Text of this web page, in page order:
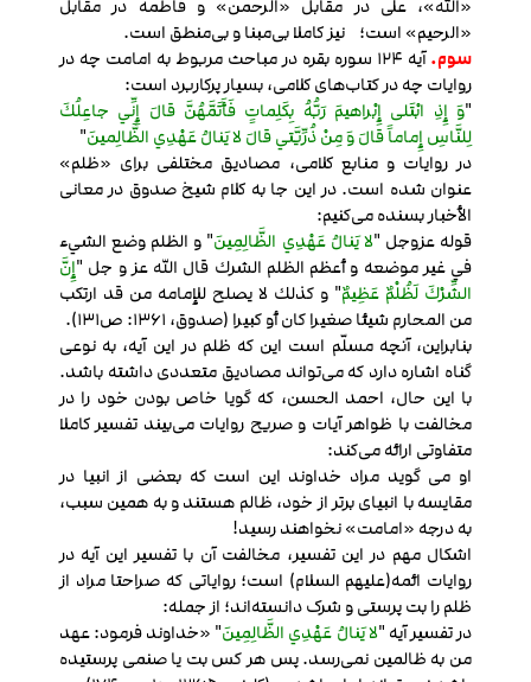
«الله»، علی در مقابل «الرحمن» و فاطمه در مقابل
«الرحیم» است؛ نیز کاملا بی‌مبنا و بی‌منطق است.
سوم.
آیه 124 سوره بقره در مباحث مربوط به امامت چه در
روایات چه در کتاب‌های کلامی، بسیار پرکاربرد است:
"وَ إِذِ ابْتَلى‏ إِبْراهيمَ رَبُّهُ بِكَلِماتٍ فَأَتَمَّهُنَّ قالَ إِنِّي جاعِلُكَ
لِلنَّاسِ إِماماً قالَ وَ مِنْ ذُرِّيَّتي‏ قالَ لا يَنالُ عَهْدِي الظَّالِمينَ"
در روایات و منابع کلامی، مصادیق مختلفی برای «ظلم»
عنوان شده است. در این جا به کلام شیخ صدوق در معانی
الأخبار بسنده می‌کنیم:
قوله عزوجل "لا يَنالُ عَهْدِي الظَّالِمِينَ" و الظلم وضع الشي‏ء
في غير موضعه و أعظم الظلم الشرك قال الله عز و جل "إِنَّ
الشِّرْكَ لَظُلْمٌ عَظِيمٌ" و كذلك لا يصلح للإمامه من قد ارتكب
من المحارم شيئا صغيرا كان أو كبيرا (صدوق، 1361: ص131).
بنابراین، آنچه مسلّم است این که ظلم در این آیه، به نوعی
گناه اشاره دارد که می‌تواند مصادیق متعددی داشته باشد.
با این حال، احمد الحسن، که گویا خاص بودن خود را در
مخالفت با ظواهر آیات و صریح روایات می‌بیند تفسیر کاملا
متفاوتی ارائه می‌کند:
او می گوید مراد خداوند این است که بعضی از انبیا در
مقایسه با انبیای برتر از خود، ظالم هستند و به همین سبب،
به درجه «امامت» نخواهند رسید!
اشکال مهم در این تفسیر، مخالفت آن با تفسیر این آیه در
روایات ائمه(علیهم السلام) است؛ روایاتی که صراحتا مراد از
ظلم را بت پرستی و شرک دانسته‌اند؛ از جمله:
در تفسیر آیه "لا يَنالُ عَهْدِي الظَّالِمِينَ" «خداوند فرمود: عهد
من به ظالمین نمی‌رسد. پس هر کس بت یا صنمی پرستیده